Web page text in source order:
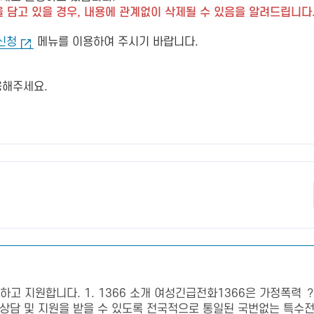
고 있을 경우, 내용에 관계없이 삭제될 수 있음을 알려드립니
청 메뉴를 이용하여 주시기 바랍니다.
주세요.
고 지원합니다. 1. 1366 소개 여성긴급전화1366은 가정폭력
담 및 지원을 받을 수 있도록 전국적으로 통일된 국번없는 특수